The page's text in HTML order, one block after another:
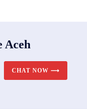
Aceh
CHAT NOW ⟶